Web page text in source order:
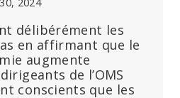
2024
délibérément les
en affirmant que le
augmente
de l’OMS
conscients que les